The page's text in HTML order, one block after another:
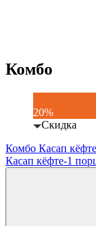
Комбо
20%
Скидка
Комбо Касап
Касап кёфте-1